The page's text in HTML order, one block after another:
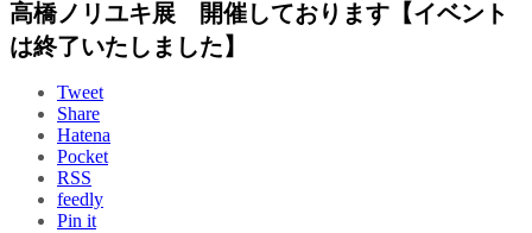
高橋ノリユキ展 開催しております【イベント
は終了いたしました】
Tweet
Share
Hatena
Pocket
RSS
feedly
Pin it